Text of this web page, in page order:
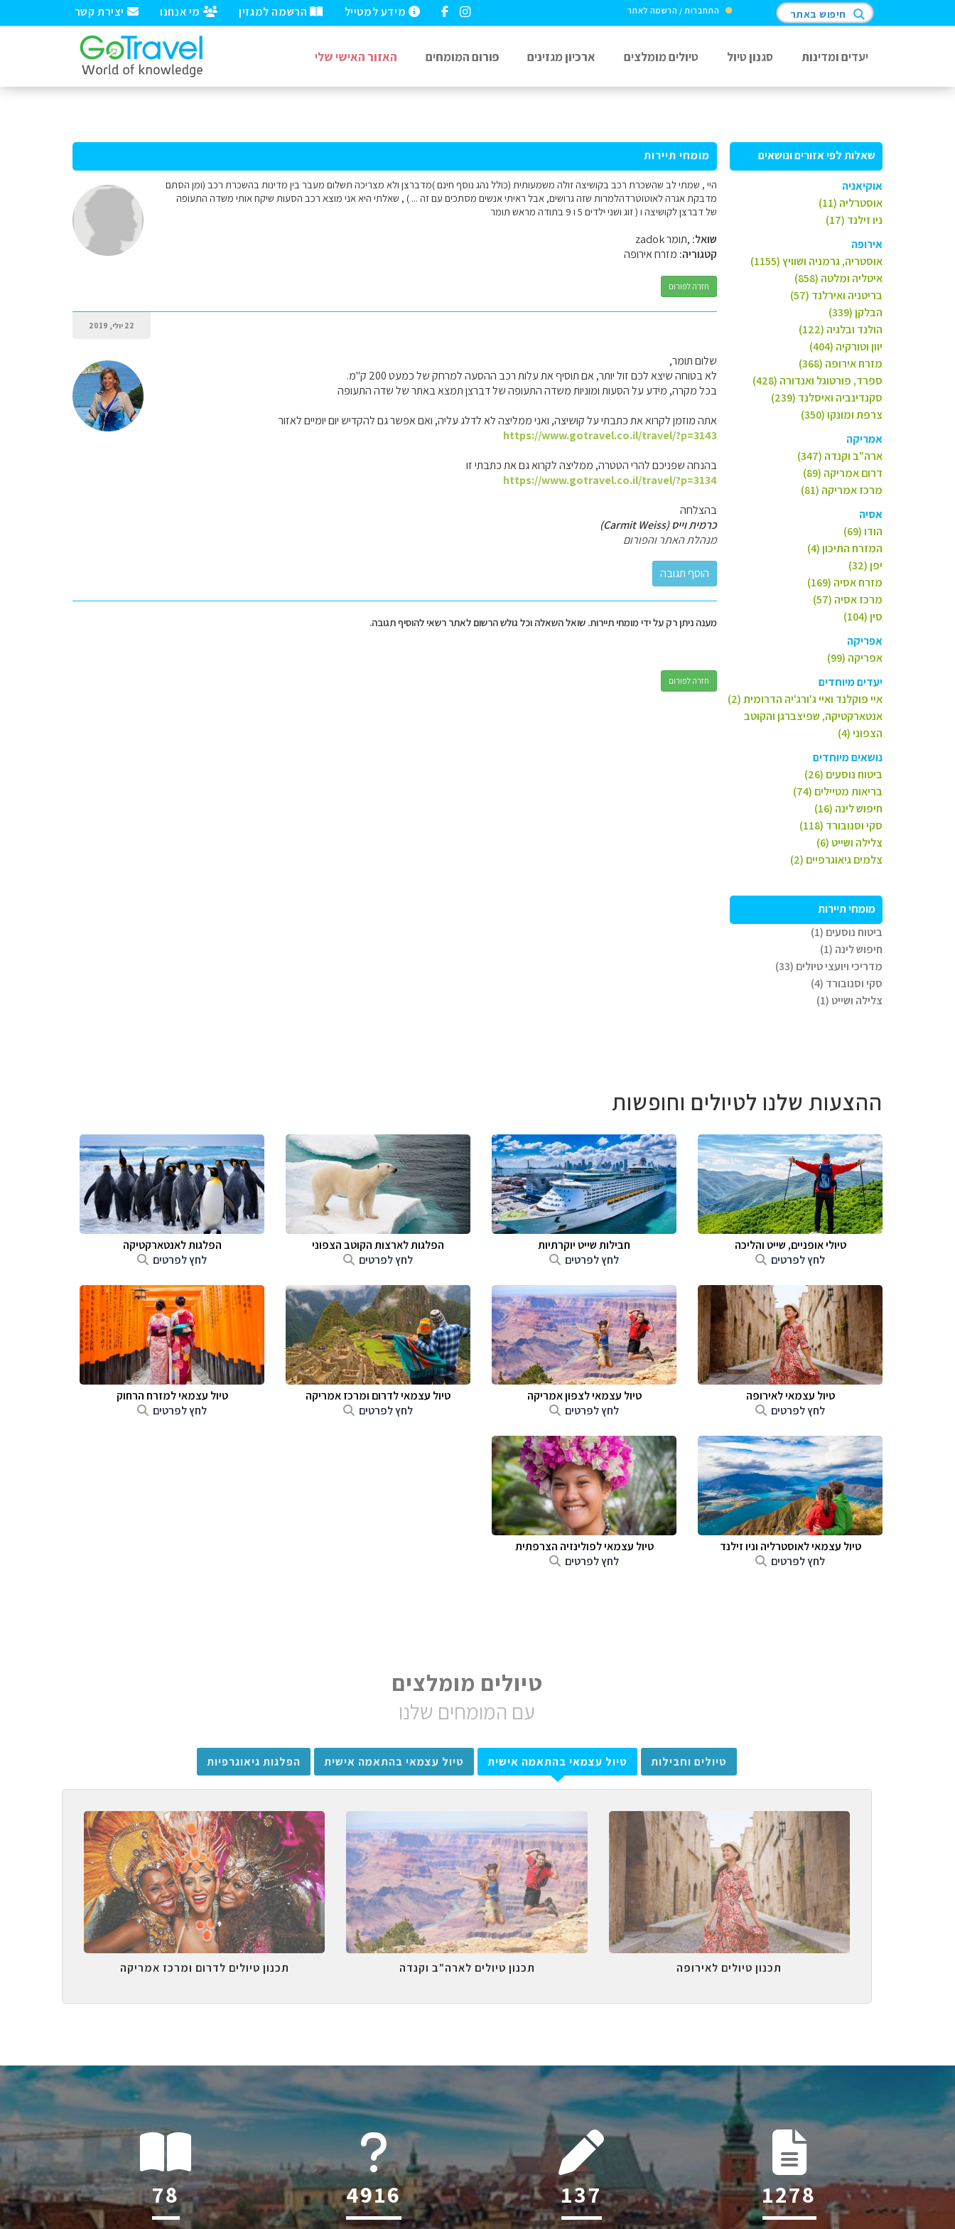
יצירת קשר מי אנחנו הרשמה למגזין מידע למטייל התחברות / הרשמה לאתר חיפוש באתר
יעדים ומדינות סגנון טיול טיולים מומלצים ארכיון מגזינים פורום המומחים האזור האישי שלי
שאלות לפי אזורים ונושאים
אוקיאניה
אוסטרליה (11)
ניו זילנד (17)
אירופה
אוסטריה, גרמניה ושוויץ (1155)
איטליה ומלטה (858)
בריטניה ואירלנד (57)
הבלקן (339)
הולנד ובלגיה (122)
יוון וטורקיה (404)
מזרח אירופה (368)
ספרד, פורטוגל ואנדורה (428)
סקנדינביה ואיסלנד (239)
צרפת ומונקו (350)
אמריקה
ארה"ב וקנדה (347)
דרום אמריקה (89)
מרכז אמריקה (81)
אסיה
הודו (69)
המזרח התיכון (4)
יפן (32)
מזרח אסיה (169)
מרכז אסיה (57)
סין (104)
אפריקה
אפריקה (99)
יעדים מיוחדים
איי פוקלנד ואיי ג'ורג'יה הדרומית (2)
אנטארקטיקה, שפיצברגן והקוטב
הצפוני (4)
נושאים מיוחדים
ביטוח נוסעים (26)
בריאות מטיילים (74)
חיפוש לינה (16)
סקי וסנובורד (118)
צלילה ושייט (6)
צלמים גיאוגרפיים (2)
מומחי תיירות
ביטוח נוסעים (1)
חיפוש לינה (1)
מדריכי ויועצי טיולים (33)
סקי וסנובורד (4)
צלילה ושייט (1)
מומחי תיירות
היי , שמתי לב שהשכרת רכב בקושיצה זולה משמעותית (כולל נהג נוסף חינם )מדברצן ולא מצריכה תשלום מעבר בין מדינות בהשכרת רכב (ומן הסתם
מדבקת אגרה לאוטוטרדהלמרות שזה גרושים, אבל ראיתי אנשים מסתכים עם זה ... ) , שאלתי היא אני מוצא רכב הסעות שיקח אותי משדה התעופה
של דברצן לקושיצה ו ( זוג ושני ילדים 5 ו 9 בתודה מראש תומר
שואל: ,תומר zadok
קטגוריה: מזרח אירופה
חזרה לפורום
22 יולי, 2019
שלום תומר,
לא בטוחה שיצא לכם זול יותר, אם תוסיף את עלות רכב ההסעה למרחק של כמעט 200 ק"מ.
בכל מקרה, מידע על הסעות ומוניות משדה התעופה של דברצן תמצא באתר של שדה התעופה
אתה מוזמן לקרוא את כתבתי על קושיצה, ואני ממליצה לא לדלג עליה, ואם אפשר גם להקדיש יום יומיים לאזור
https://www.gotravel.co.il/travel/?p=3143
בהנחה שפניכם להרי הטטרה, ממליצה לקרוא גם את כתבתי זו
https://www.gotravel.co.il/travel/?p=3134
בהצלחה
כרמית וייס (Carmit Weiss)
מנהלת האתר והפורום
מענה ניתן רק על ידי מומחי תיירות. שואל השאלה וכל גולש הרשום לאתר רשאי להוסיף תגובה.
חזרה לפורום
ההצעות שלנו לטיולים וחופשות
טיולי אופניים, שייט והליכה
לחץ לפרטים
חבילות שייט יוקרתיות
לחץ לפרטים
הפלגות לארצות הקוטב הצפוני
לחץ לפרטים
הפלגות לאנטארקטיקה
לחץ לפרטים
טיול עצמאי לאירופה
לחץ לפרטים
טיול עצמאי לצפון אמריקה
לחץ לפרטים
טיול עצמאי לדרום ומרכז אמריקה
לחץ לפרטים
טיול עצמאי למזרח הרחוק
לחץ לפרטים
טיול עצמאי לאוסטרליה וניו זילנד
לחץ לפרטים
טיול עצמאי לפולינזיה הצרפתית
לחץ לפרטים
טיולים מומלצים
עם המומחים שלנו
טיולים וחבילות טיול עצמאי בהתאמה אישית טיול עצמאי בהתאמה אישית הפלגות גיאוגרפיות
תכנון טיולים לאירופה תכנון טיולים לארה"ב וקנדה תכנון טיולים לדרום ומרכז אמריקה
124 6045 216 2014